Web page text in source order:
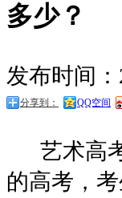
多少？
发布时间：
分享到： QQ空间
艺术高考
的高考，